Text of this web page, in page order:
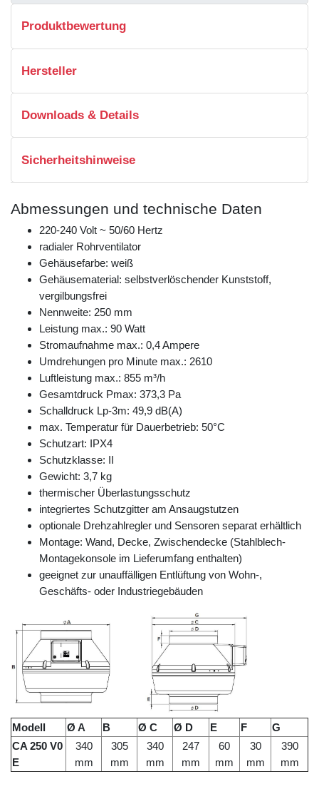
Produktbewertung
Hersteller
Downloads & Details
Sicherheitshinweise
Abmessungen und technische Daten
220-240 Volt ~ 50/60 Hertz
radialer Rohrventilator
Gehäusefarbe: weiß
Gehäusematerial: selbstverlöschender Kunststoff,
vergilbungsfrei
Nennweite: 250 mm
Leistung max.: 90 Watt
Stromaufnahme max.: 0,4 Ampere
Umdrehungen pro Minute max.: 2610
Luftleistung max.: 855 m³/h
Gesamtdruck Pmax: 373,3 Pa
Schalldruck Lp-3m: 49,9 dB(A)
max. Temperatur für Dauerbetrieb: 50°C
Schutzart: IPX4
Schutzklasse: II
Gewicht: 3,7 kg
thermischer Überlastungsschutz
integriertes Schutzgitter am Ansaugstutzen
optionale Drehzahlregler und Sensoren separat erhältlich
Montage: Wand, Decke, Zwischendecke (Stahlblech-
Montagekonsole im Lieferumfang enthalten)
geeignet zur unauffälligen Entlüftung von Wohn-,
Geschäfts- oder Industriegebäuden
Modell Ø A B Ø C Ø D E F
G
CA 250 V0
E
340
mm
305
mm
340
mm
247
mm
60
mm
30
mm
390
mm